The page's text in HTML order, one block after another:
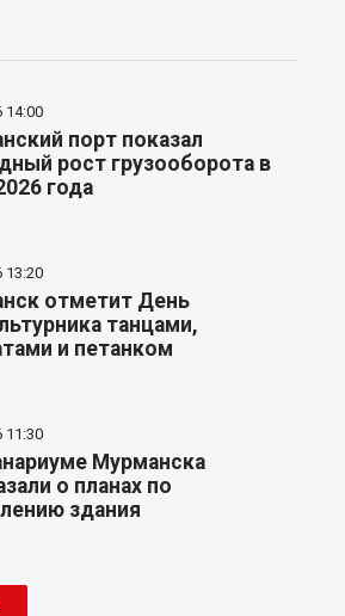
14:00
порт показал
рост грузооборота в
года
13:20
отметит День
танцами,
и петанком
11:30
Мурманска
о планах по
здания